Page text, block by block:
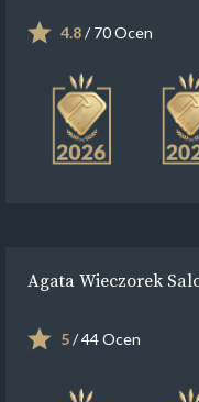
4.8/ 70 Ocen
Agata Wieczorek
5/ 44 Ocen